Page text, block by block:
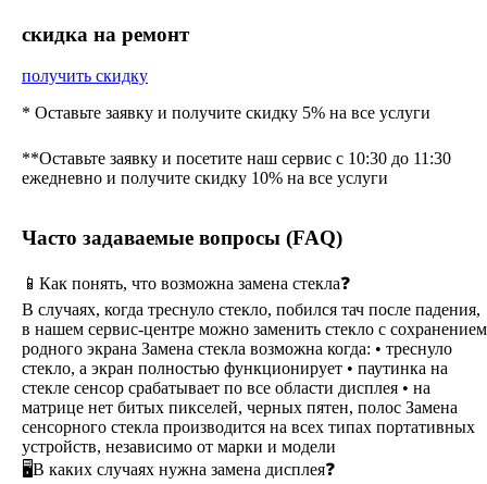
cкидка на ремонт
получить скидку
* Оставьте заявку и получите скидку 5% на все услуги
**Оставьте заявку и посетите наш сервис с 10:30 до 11:30
ежедневно и получите скидку 10% на все услуги
Часто задаваемые вопросы (FAQ)
📱Как понять, что возможна замена стекла❓
В случаях, когда треснуло стекло, побился тач после падения,
в нашем сервис-центре можно заменить стекло с сохранением
родного экрана Замена стекла возможна когда: • треснуло
стекло, а экран полностью функционирует • паутинка на
стекле сенсор срабатывает по все области дисплея • на
матрице нет битых пикселей, черных пятен, полос Замена
сенсорного стекла производится на всех типах портативных
устройств, независимо от марки и модели
🖥В каких случаях нужна замена дисплея❓